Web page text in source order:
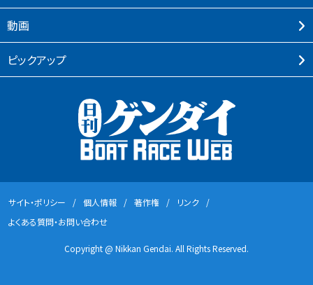
動画
ピックアップ
サイト・ポリシー 個⼈情報 著作権
リンク
よくある質問・お問い合わせ
Copyright @ Nikkan Gendai. All Rights Reserved.